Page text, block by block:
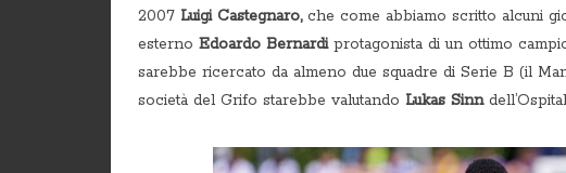
2007 Luigi Castegnaro, che come abbiamo scritto alcuni
esterno Edoardo Bernardiprotagonista di un ottimo
sarebbe ricercato da almeno due squadre di Serie B (il
società del Grifo starebbe valutando Lukas Sinn